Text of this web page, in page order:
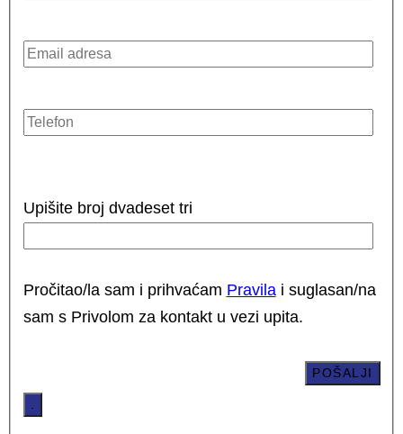
Upišite broj dvadeset tri
Pročitao/la sam i prihvaćam Pravilai suglasan/na
sam s Privolom za kontakt u vezi upita.
.